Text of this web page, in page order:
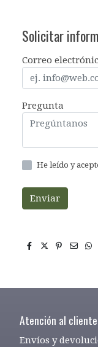
Solicitar
Correo
Pregunta
He leído y
Enviar
Atención al cliente
Envíos y